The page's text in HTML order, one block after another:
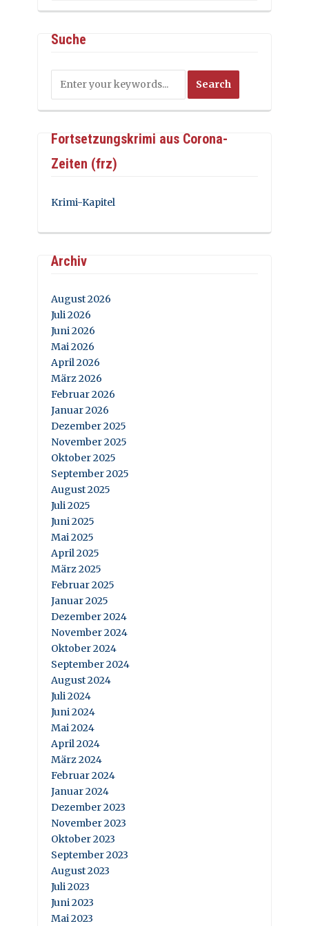
Suche
Fortsetzungskrimi aus Corona-
Zeiten (frz)
Krimi-Kapitel
Archiv
August 2026
Juli 2026
Juni 2026
Mai 2026
April 2026
März 2026
Februar 2026
Januar 2026
Dezember 2025
November 2025
Oktober 2025
September 2025
August 2025
Juli 2025
Juni 2025
Mai 2025
April 2025
März 2025
Februar 2025
Januar 2025
Dezember 2024
November 2024
Oktober 2024
September 2024
August 2024
Juli 2024
Juni 2024
Mai 2024
April 2024
März 2024
Februar 2024
Januar 2024
Dezember 2023
November 2023
Oktober 2023
September 2023
August 2023
Juli 2023
Juni 2023
Mai 2023